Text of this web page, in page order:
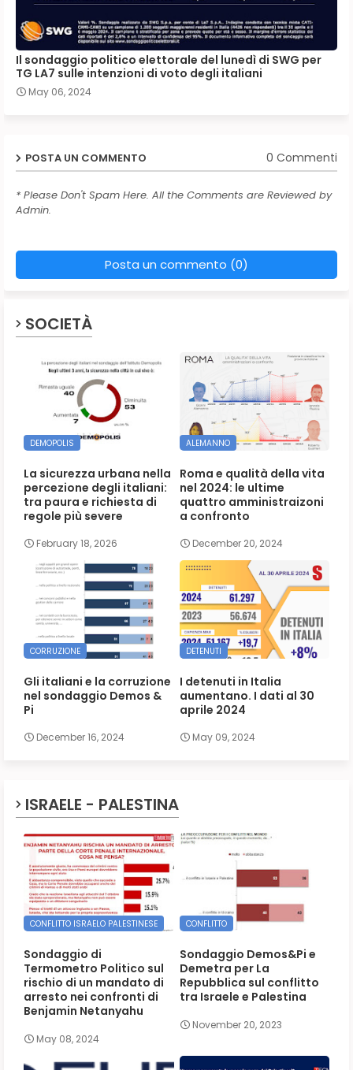
Il sondaggio politico elettorale del lunedì di SWG per
TG LA7 sulle intenzioni di voto degli italiani
May 06, 2024
POSTA UN COMMENTO 0 Commenti
* Please Don't Spam Here. All the Comments are Reviewed by
Admin.
Posta un commento (0)
SOCIETÀ
DEMOPOLIS
La sicurezza urbana nella
percezione degli italiani:
tra paura e richiesta di
regole più severe
February 18, 2026
ALEMANNO
Roma e qualità della vita
nel 2024: le ultime
quattro amministraizoni
a confronto
December 20, 2024
CORRUZIONE
Gli italiani e la corruzione
nel sondaggio Demos &
Pi
December 16, 2024
DETENUTI
I detenuti in Italia
aumentano. I dati al 30
aprile 2024
May 09, 2024
ISRAELE - PALESTINA
CONFLITTO ISRAELO PALESTINESE
Sondaggio di
Termometro Politico sul
rischio di un mandato di
arresto nei confronti di
Benjamin Netanyahu
May 08, 2024
CONFLITTO
Sondaggio Demos&Pi e
Demetra per La
Repubblica sul conflitto
tra Israele e Palestina
November 20, 2023